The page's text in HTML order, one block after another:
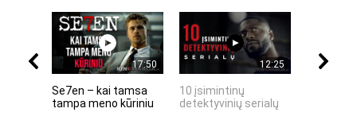
17:50
Se7en – kai tamsa
tampa meno kūriniu
12:25
10 įsimintinų
detektyvinių serialų